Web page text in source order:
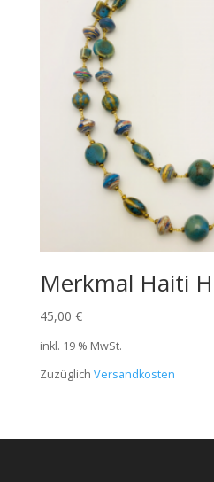
Merkmal Haiti
45,00 €
inkl. 19 % MwSt.
Zuzüglich Versandkosten